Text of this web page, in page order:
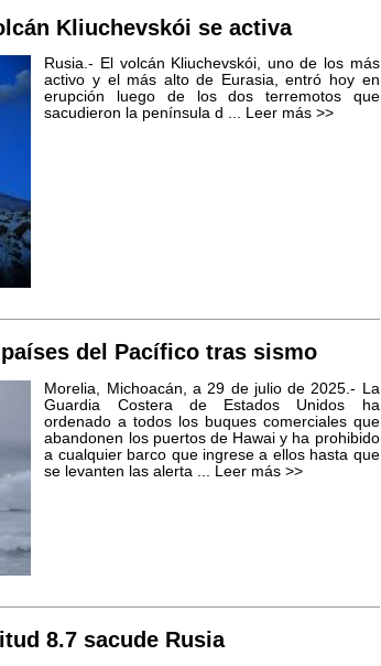
Kliuchevskói se activa
Rusia.- El volcán Kliuchevskói, uno de los más
activo y el más alto de Eurasia, entró hoy en
erupción luego de los dos terremotos que
sacudieron la península d ... Leer más >>
del Pacífico tras sismo
Morelia, Michoacán, a 29 de julio de 2025.- La
Guardia Costera de Estados Unidos ha
ordenado a todos los buques comerciales que
abandonen los puertos de Hawai y ha prohibido
a cualquier barco que ingrese a ellos hasta que
se levanten las alerta ...
Leer más >>
8.7 sacude Rusia